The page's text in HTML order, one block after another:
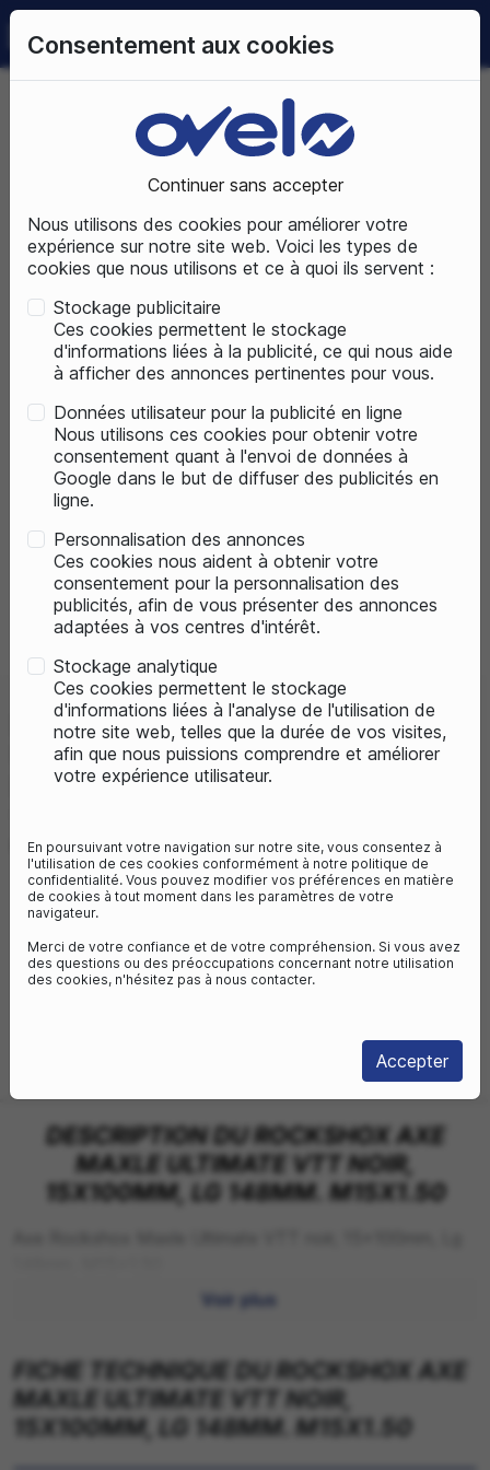
Consentement aux cookies
Continuer sans accepter
Nous utilisons des cookies pour améliorer votre
expérience sur notre site web. Voici les types de
cookies que nous utilisons et ce à quoi ils servent :
Stockage publicitaire
Ces cookies permettent le stockage
d'informations liées à la publicité, ce qui nous aide
à afficher des annonces pertinentes pour vous.
Données utilisateur pour la publicité en ligne
Nous utilisons ces cookies pour obtenir votre
consentement quant à l'envoi de données à
Google dans le but de diffuser des publicités en
ligne.
Personnalisation des annonces
Ces cookies nous aident à obtenir votre
consentement pour la personnalisation des
publicités, afin de vous présenter des annonces
adaptées à vos centres d'intérêt.
Stockage analytique
Ces cookies permettent le stockage
d'informations liées à l'analyse de l'utilisation de
notre site web, telles que la durée de vos visites,
afin que nous puissions comprendre et améliorer
votre expérience utilisateur.
En poursuivant votre navigation sur notre site, vous consentez à
l'utilisation de ces cookies conformément à notre politique de
confidentialité. Vous pouvez modifier vos préférences en matière
de cookies à tout moment dans les paramètres de votre
navigateur.
Merci de votre confiance et de votre compréhension. Si vous avez
des questions ou des préoccupations concernant notre utilisation
des cookies, n'hésitez pas à nous contacter.
Accepter
09 72 50 25 70 LUNDI AU SAMEDIDE 10H À 19H
Pièces détachées Partie cycle
PIÈCES DÉTACHÉES
ROCKSHOX AXE MAXLE
ULTIMATE VTT NOIR, 15X100MM,
LG 148MM. M15X1.50
65,95 €
Choisir mon magasin
DESCRIPTION DU ROCKSHOX AXE
MAXLE ULTIMATE VTT NOIR,
15X100MM, LG 148MM. M15X1.50
Voir plus
FICHE TECHNIQUE DU ROCKSHOX AXE
MAXLE ULTIMATE VTT NOIR,
15X100MM, LG 148MM. M15X1.50